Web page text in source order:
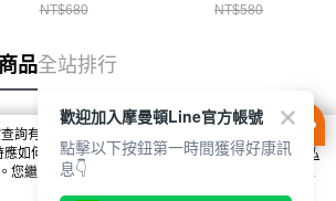
CH622125D027
NT$680
CH622124D027
NT$580
品全站排行
詢有關本網站使用 cookie 方式之詳情，及若您不希
如何變更電腦的 cookie 設定，請參閱本網站「
隱私
您繼續使用本網站即表示您同意本公司得按本網站使
cookie。
歡迎加入摩曼頓Line官方帳號
點擊以下按鈕第一時間獲得好康訊
息👇